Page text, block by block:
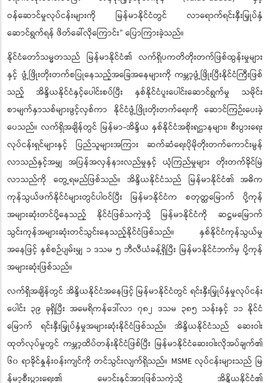
ဝန်ဆောင်မှုလုပ်ငန်းများကို မြန်မာနိုင်ငံတွင် လာရောက်ရင်းနှီးမြှုပ်နှံ
ဆောင်ရွက်ရန် ဖိတ်ခေါ်လိုကြောင်း” ပြောကြားခဲ့သည်။
နိုင်ငံတော်သမ္မတသည် မြန်မာနိုင်ငံ၏ လက်ရှိပကတိတိုးတက်ဖြစ်ထွန်းမှုများ
နှင့် ဖွံ့ဖြိုးတိုးတက်စပြုနေသည့်အခြေအနေများကို ကမ္ဘာ့ဖွံ့ဖြိုးပြီးနိုင်ငံကြီးဖြစ်
သည့် အိန္ဒိယနိုင်ငံနှင့်ပေါင်းစပ်ပြီး နှစ်နိုင်ငံပူးပေါင်းဆောင်ရွက်မှု သမိုင်း
စာမျက်နှာသစ်များဖွင့်လှစ်ကာ နိုင်ငံဖွံ့ဖြိုးတိုးတက်ရေးကို ဆောင်ကြဉ်းပေးခဲ့
ပေသည်။ လက်ရှိအချိန်တွင် မြန်မာ-အိန္ဒိယ နှစ်နိုင်ငံအစိုးရဌာနများ၊ စီးပွားရေး
လုပ်ငန်းရှင်များနှင့် ပြည်သူများအကြား ဆက်ဆံရေးပိုမိုတိုးတက်ကောင်းမွန်
လာသည်နှင့်အမျှ အပြန်အလှန်နားလည်မှုနှင့် ယုံကြည်မှုများ တိုးတက်ခိုင်မြဲ
လာသည်ကို တွေ့ရမည်ဖြစ်သည်။ အိန္ဒိယနိုင်ငံသည် မြန်မာနိုင်ငံ၏ အဓိက
ကုန်သွယ်ဖက်နိုင်ငံများတွင်ပါဝင်ပြီး မြန်မာနိုင်ငံက စတုတ္ထမြောက် ပို့ကုန်
အများဆုံးတင်ပို့နေသည့် နိုင်ငံဖြစ်သကဲ့သို့ မြန်မာနိုင်ငံကို ဆဋ္ဌမမြောက်
သွင်းကုန်အများဆုံးတင်သွင်းနေသည့်နိုင်ငံဖြစ်သည်။ နှစ်နိုင်ငံကုန်သွယ်မှု
အနေဖြင့် နှစ်စဉ်ပျမ်းမျှ ၁ ဒသမ ၅ ဘီလီယံခန့်ရှိပြီး မြန်မာနိုင်ငံဘက်မှ ပို့ကုန်
အများဆုံးဖြစ်သည်။
လက်ရှိအချိန်တွင် အိန္ဒိယနိုင်ငံအနေဖြင့် မြန်မာနိုင်ငံတွင် ရင်းနှီးမြှုပ်နှံမှုလုပ်ငန်း
ပေါင်း ၃၉ ခုရှိပြီး အမေရိကန်ဒေါ်လာ ၇၈၂ ဒသမ ၃၈၅ သန်းနှင့် ၁၁ နိုင်ငံ
မြောက် ရင်းနှီးမြှုပ်နှံမှုအများဆုံးနိုင်ငံဖြစ်သည်။ အိန္ဒိယနိုင်ငံသည် ဆေးဝါး
ထုတ်လုပ်မှုတွင် ကမ္ဘာ့ထိပ်တန်းနိုင်ငံဖြစ်ပြီး မြန်မာနိုင်ငံဆေးဝါးလိုအပ်ချက်၏
၆၀ ရာခိုင်နှုန်းဝန်းကျင်ကို တင်သွင်းလျက်ရှိသည်။ MSME လုပ်ငန်းများသည် မြ
န်မာ့စီးပွားရေး၏ မောင်းနှင်အားဖြစ်သကဲ့သို့ အိန္ဒိယနိုင်ငံ၏